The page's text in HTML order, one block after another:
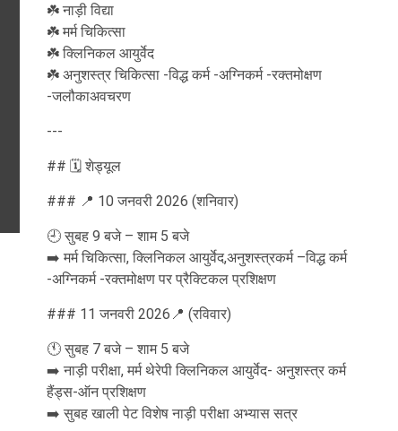
☘️ नाड़ी विद्या
☘️ मर्म चिकित्सा
☘️ क्लिनिकल आयुर्वेद
☘️ अनुशस्त्र चिकित्सा -विद्ध कर्म -अग्निकर्म -रक्तमोक्षण
-जलौकाअवचरण
---
## 🗓️ शेड्यूल
### 📍 10 जनवरी 2026 (शनिवार)
🕘 सुबह 9 बजे – शाम 5 बजे
➡️ मर्म चिकित्सा, क्लिनिकल आयुर्वेद,अनुशस्त्रकर्म –विद्ध कर्म
-अग्निकर्म -रक्तमोक्षण पर प्रैक्टिकल प्रशिक्षण
### 11 जनवरी 2026📍 (रविवार)
🕚 सुबह 7 बजे – शाम 5 बजे
➡️ नाड़ी परीक्षा, मर्म थेरेपी क्लिनिकल आयुर्वेद- अनुशस्त्र कर्म
हैंड्स-ऑन प्रशिक्षण
➡️ सुबह खाली पेट विशेष नाड़ी परीक्षा अभ्यास सत्र